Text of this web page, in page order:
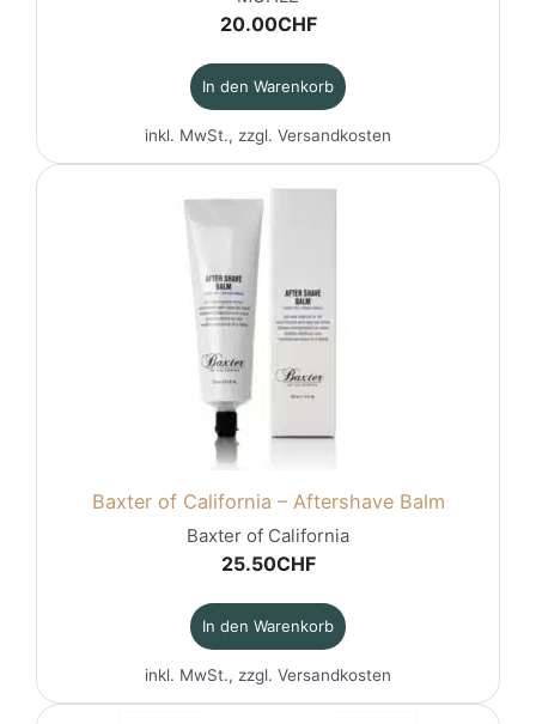
20.00CHF
In den Warenkorb
inkl. MwSt., zzgl. Versandkosten
Baxter of California – Aftershave Balm
Baxter of California
25.50CHF
In den Warenkorb
inkl. MwSt., zzgl. Versandkosten